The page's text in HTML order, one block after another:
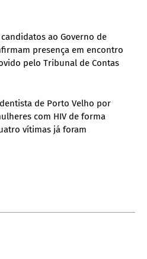
ao Governo de
presença em encontro
pelo Tribunal de Contas
de Porto Velho por
com HIV de forma
vítimas já foram